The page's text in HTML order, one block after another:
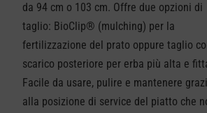
da 94 cm o 103 cm. Offre due opzioni di
taglio: BioClip® (mulching) per la
fertilizzazione del prato oppure taglio
scarico posteriore per erba più alta e
Facile da usare, pulire e mantenere
alla posizione di service del piatto che